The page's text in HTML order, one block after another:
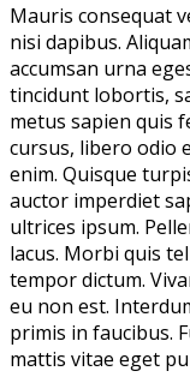
Mauris consequat
nisi dapibus.
accumsan urna
tincidunt lobortis,
metus sapien quis
cursus, libero odio
enim. Quisque
auctor imperdiet
ultrices ipsum.
lacus. Morbi quis
tempor dictum.
eu non est.
primis in faucibus.
mattis vitae eget